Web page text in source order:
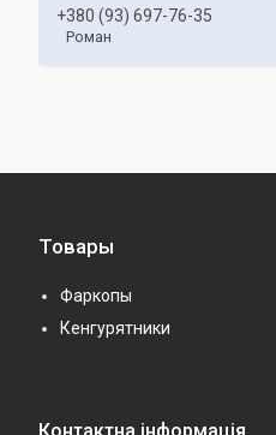
+380 (93) 697-76-35
Роман
Товары
Фаркопы
Кенгурятники